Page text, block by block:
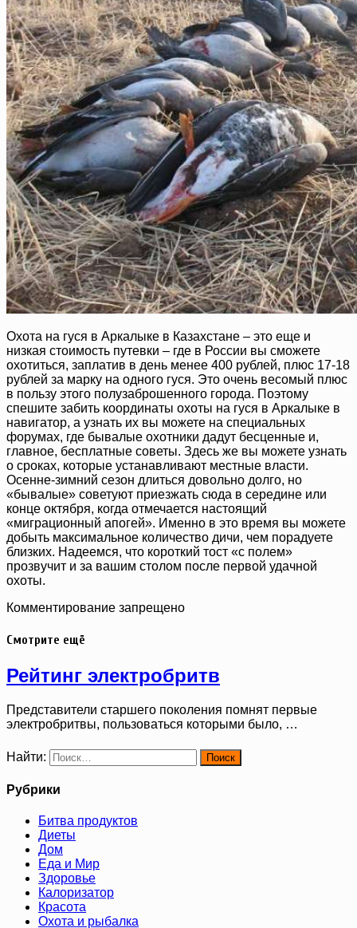
Охота на гуся в Аркалыке в Казахстане – это еще и
низкая стоимость путевки – где в России вы сможете
охотиться, заплатив в день менее 400 рублей, плюс 17-18
рублей за марку на одного гуся. Это очень весомый плюс
в пользу этого полузаброшенного города. Поэтому
спешите забить координаты охоты на гуся в Аркалыке в
навигатор, а узнать их вы можете на специальных
форумах, где бывалые охотники дадут бесценные и,
главное, бесплатные советы. Здесь же вы можете узнать
о сроках, которые устанавливают местные власти.
Осенне-зимний сезон длиться довольно долго, но
«бывалые» советуют приезжать сюда в середине или
конце октября, когда отмечается настоящий
«миграционный апогей». Именно в это время вы можете
добыть максимальное количество дичи, чем порадуете
близких. Надеемся, что короткий тост «с полем»
прозвучит и за вашим столом после первой удачной
охоты.
Комментирование запрещено
Смотрите ещё
Рейтинг электробритв
Представители старшего поколения помнят первые
электробритвы, пользоваться которыми было, …
Найти:
Рубрики
Битва продуктов
Диеты
Дом
Еда и Мир
Здоровье
Калоризатор
Красота
Охота и рыбалка